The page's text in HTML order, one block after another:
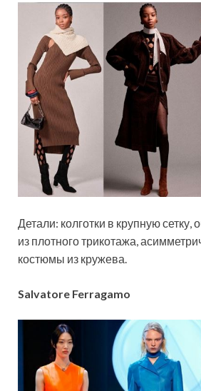
Детали: колготки в крупную
из плотного трикотажа,
костюмы из кружева.
Salvatore Ferragamo